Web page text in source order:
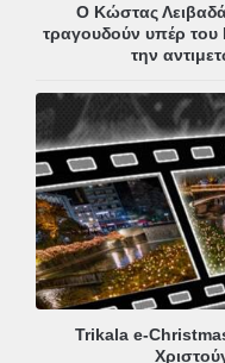
Ο Κώστας
τραγουδούν υπέρ
την
Trikala e-